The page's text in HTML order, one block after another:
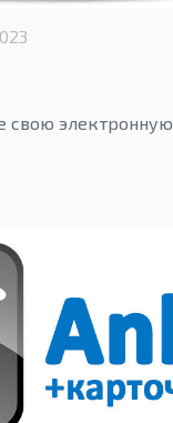
свою электронную